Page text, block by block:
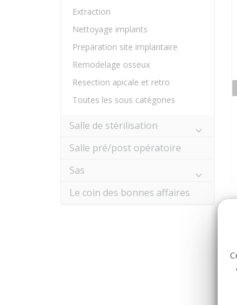
Extraction
Nettoyage implants
Preparation site implantaire
Remodelage osseux
Resection apicale et retro
Toutes les sous catégories
Salle de stérilisation
Salle pré/post opératoire
Sas
Le coin des bonnes affaires